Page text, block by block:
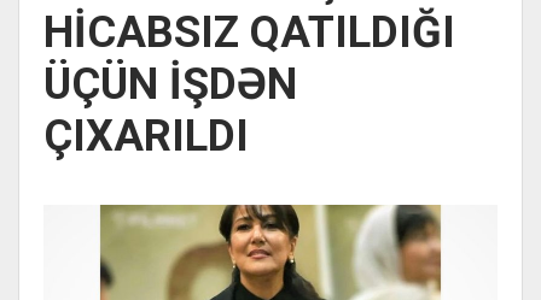
HİCABSIZ QATILDIĞI
ÜÇÜN İŞDƏN
ÇIXARILDI